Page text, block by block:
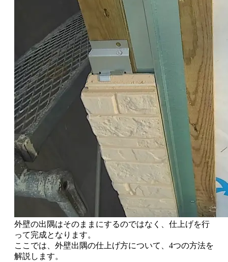
外壁の出隅はそのままにするのではなく、仕上げを行
って完成となります。
ここでは、 外壁出隅の仕上げ方について、4つの方法を
解説 します。